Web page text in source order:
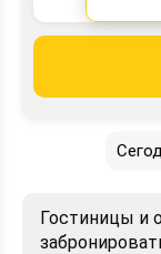
Гостиницы и